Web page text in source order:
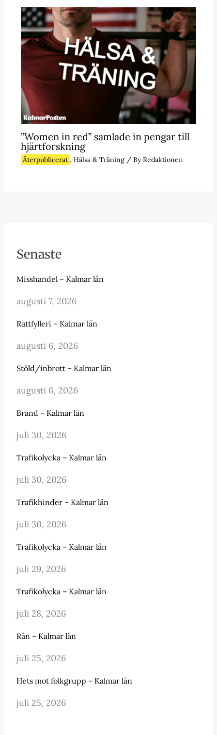
”Women in red” samlade in pengar till
hjärtforskning
Återpublicerat , Hälsa & Träning/ ByRedaktionen
Senaste
Misshandel – Kalmar län
augusti 7, 2026
Rattfylleri – Kalmar län
augusti 6, 2026
Stöld/inbrott – Kalmar län
augusti 6, 2026
Brand – Kalmar län
juli 30, 2026
Trafikolycka – Kalmar län
juli 30, 2026
Trafikhinder – Kalmar län
juli 30, 2026
Trafikolycka – Kalmar län
juli 29, 2026
Trafikolycka – Kalmar län
juli 28, 2026
Rån – Kalmar län
juli 25, 2026
Hets mot folkgrupp – Kalmar län
juli 25, 2026